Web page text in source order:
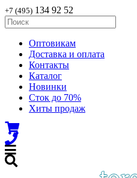
+7 (495) 134 92 52
Оптовикам
Доставка и оплата
Контакты
Каталог
Новинки
Сток до 70%
Хиты продаж